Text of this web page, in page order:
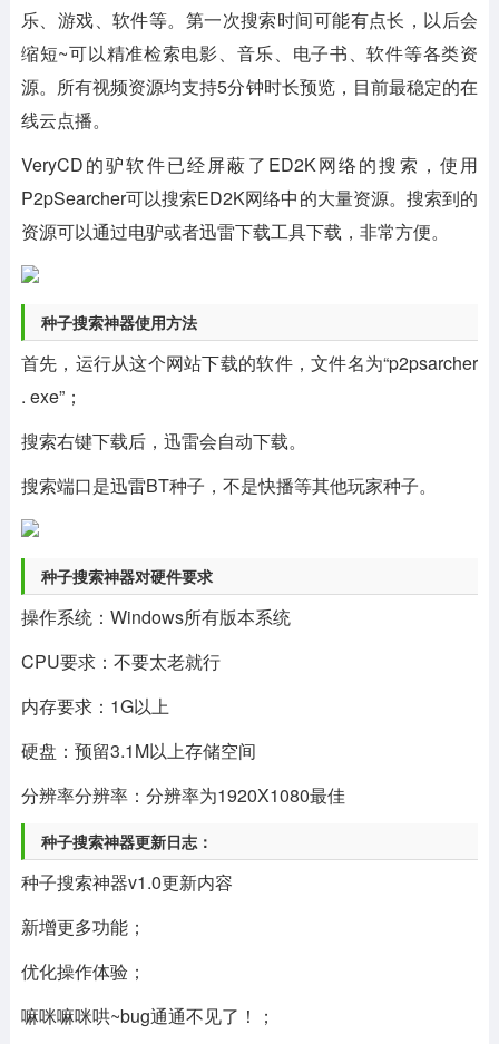
乐、游戏、软件等。第一次搜索时间可能有点长，以后会
缩短~可以精准检索电影、音乐、电子书、软件等各类资
源。所有视频资源均支持5分钟时长预览，目前最稳定的在
线云点播。
VeryCD的驴软件已经屏蔽了ED2K网络的搜索，使用
P2pSearcher可以搜索ED2K网络中的大量资源。搜索到的
资源可以通过电驴或者迅雷下载工具下载，非常方便。
种子搜索神器使用方法
首先，运行从这个网站下载的软件，文件名为“p2psarcher
. exe”；
搜索右键下载后，迅雷会自动下载。
搜索端口是迅雷BT种子，不是快播等其他玩家种子。
种子搜索神器对硬件要求
操作系统：Windows所有版本系统
CPU要求：不要太老就行
内存要求：1G以上
硬盘：预留3.1M以上存储空间
分辨率分辨率：分辨率为1920X1080最佳
种子搜索神器更新日志：
种子搜索神器v1.0更新内容
新增更多功能；
优化操作体验；
嘛咪嘛咪哄~bug通通不见了！；